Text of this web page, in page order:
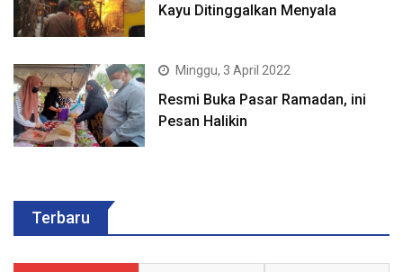
Kayu Ditinggalkan Menyala
Minggu, 3 April 2022
Resmi Buka Pasar Ramadan, ini
Pesan Halikin
Terbaru